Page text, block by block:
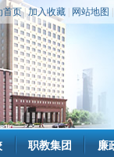
首页|加入收藏 网站地图
职教集团 廉